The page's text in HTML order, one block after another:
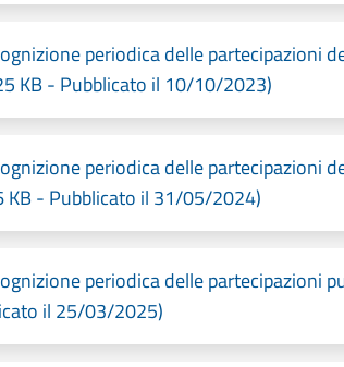
periodica delle partecipazioni
KB - Pubblicato il 10/10/2023)
periodica delle partecipazioni
KB - Pubblicato il 31/05/2024)
periodica delle partecipazioni
il 25/03/2025)